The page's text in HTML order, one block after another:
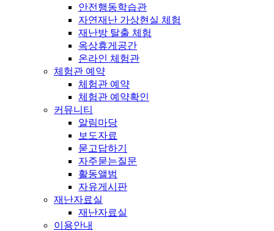
안전행동학습관
자연재난 가상현실 체험
재난방 탈출 체험
옥상휴게공간
온라인 체험관
체험관 예약
체험관 예약
체험관 예약확인
커뮤니티
알림마당
보도자료
묻고답하기
자주묻는질문
활동앨범
자유게시판
재난자료실
재난자료실
이용안내